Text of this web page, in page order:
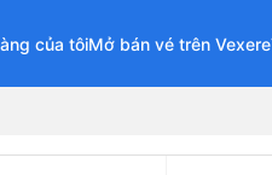
của tôiMở bán vé trên Vexere